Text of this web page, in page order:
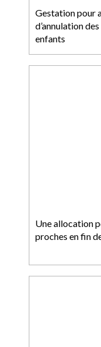
Gestation pour
d’annulation
enfants
Une allocation
proches en fin